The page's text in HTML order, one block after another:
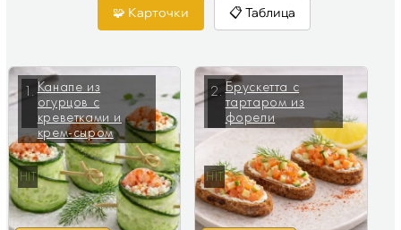
🧩 Карточки 📋 Таблица
1. Канапе из
огурцов с
креветками и
крем-сыром
HIT
2. Брускетта с
тартаром из
форели
HIT